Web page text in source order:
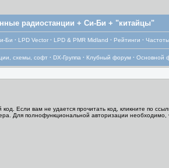
радиостанции + Си-Би + "китайцы"
Би · LPD Vector · LPD & PMR Midland · Рейтинги · Частоты
схемы, софт · DX-Группа · Клубный форум · Основной
Если вам не удается прочитать код, кликните по
Для полнофункциональной авторизации